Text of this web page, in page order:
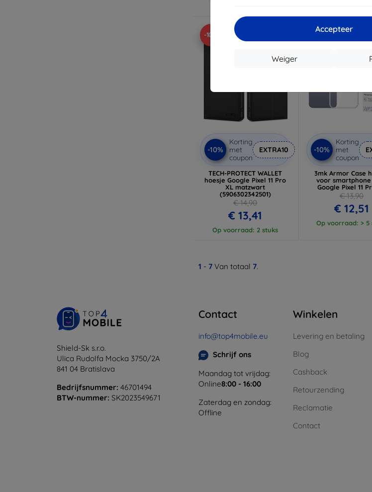
Accepteer
Weiger
-10%
-10%
Korting
met
coupon
EXTRA10
TECH-PROTECT WALLET
hoesje Google Pixel 11 Pro
XL matzwart
(5906302342501)
€ 14,90
€ 13,41
Op voorraad: 2 stuks
-10%
-10%
Korting
met
coupon
3mk Armor Case
voor
Google Pixel 11
€ 13,90
€ 12,51
Op voorraad: > 5
1 - 7 Van totaal 7.
Shield-Sk s.r.o.
Ulica Rudolfa Mocka 3750/2A
841 04 Bratislava
Bedrijfsnummer: 46701494
BTW-nummer: SK2023549671
Contact
info@top4mobile.eu
Schrijf ons
Maandag tot vrijdag:
Online8:00 - 16:00
Zaterdag en zondag:
Offline
Winkelen
Levering en betaling
Blog
Cashback
Retourzending
Reclamatie
Contact